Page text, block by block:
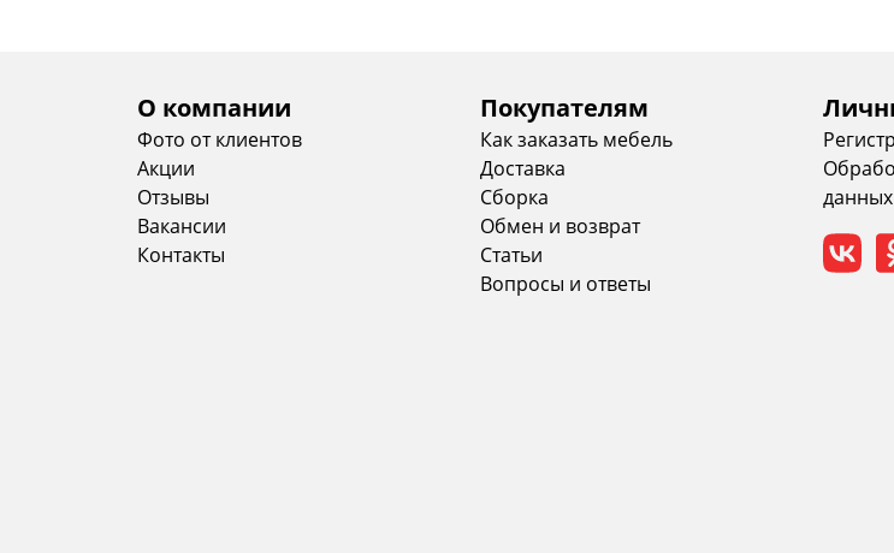
О компании
Фото от клиентов
Акции
Отзывы
Вакансии
Контакты
Покупателям
Как заказать мебель
Доставка
Сборка
Обмен и возврат
Статьи
Вопросы и ответы
данных